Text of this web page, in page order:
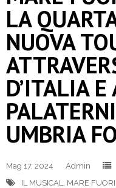
LA
NUOVA
D’ITALIA E
UMBRIA
Mag 17, 2024 Admin
IL MUSICAL
MARE FUORI